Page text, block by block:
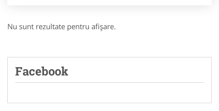
Nu sunt rezultate pentru afişare.
Facebook